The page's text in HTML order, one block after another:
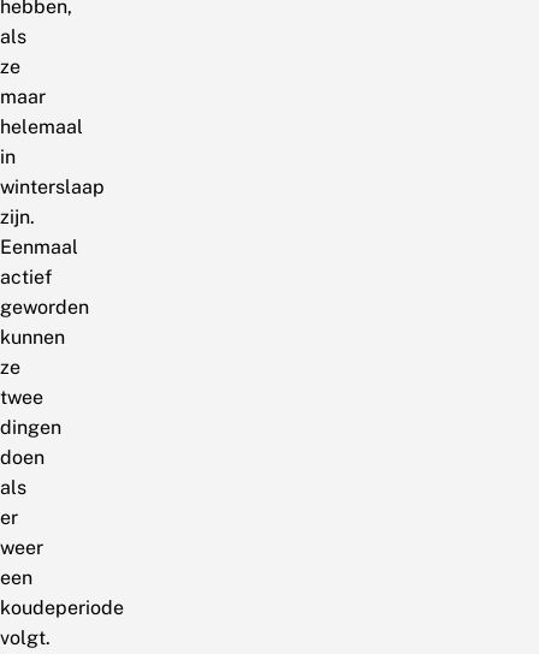
hebben,
als
ze
maar
helemaal
in
winterslaap
zijn.
Eenmaal
actief
geworden
kunnen
ze
twee
dingen
doen
als
er
weer
een
koudeperiode
volgt.